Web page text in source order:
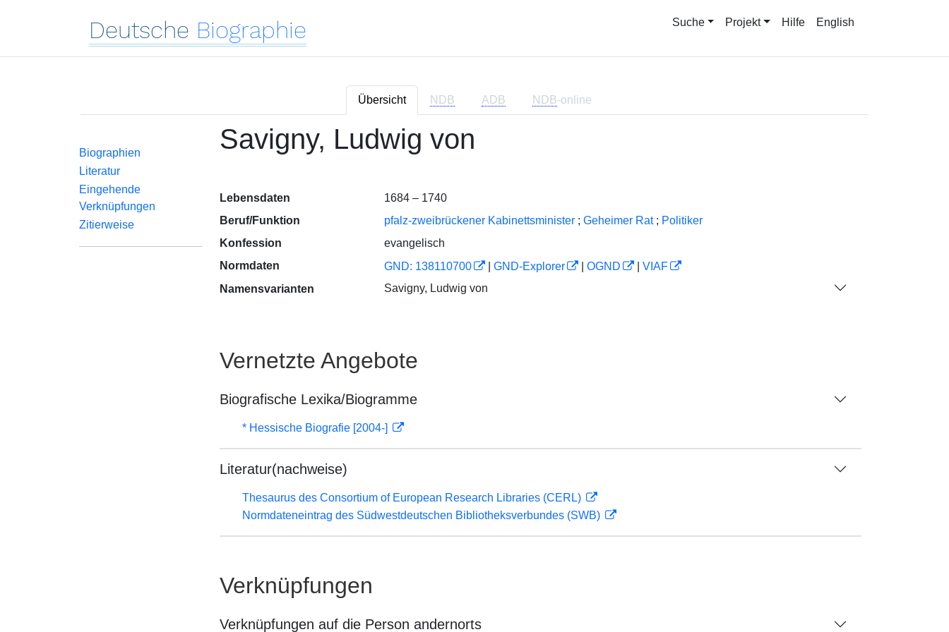
Deutsche Biographie Suche Projekt Hilfe English
Übersicht NDB ADB NDB-online
Biographien
Literatur
Eingehende
Verknüpfungen
Zitierweise
Savigny, Ludwig von
Lebensdaten
1684 – 1740
Beruf/Funktion
pfalz-zweibrückener Kabinettsminister ; Geheimer Rat ; Politiker
Konfession
evangelisch
Normdaten
GND: 138110700 GND-Explorer OGND
VIAF
Namensvarianten
Savigny, Ludwig von
Vernetzte Angebote
Biografische Lexika/Biogramme
* Hessische Biografie [2004-]
Literatur(nachweise)
Thesaurus des Consortium of European Research Libraries (CERL)
Normdateneintrag des Südwestdeutschen Bibliotheksverbundes (SWB)
Verknüpfungen
Verknüpfungen auf die Person andernorts